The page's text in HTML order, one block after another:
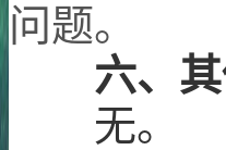
问题。
六、
无。